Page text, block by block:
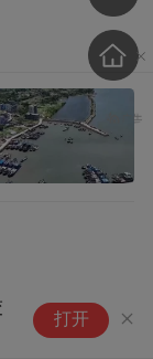
打开